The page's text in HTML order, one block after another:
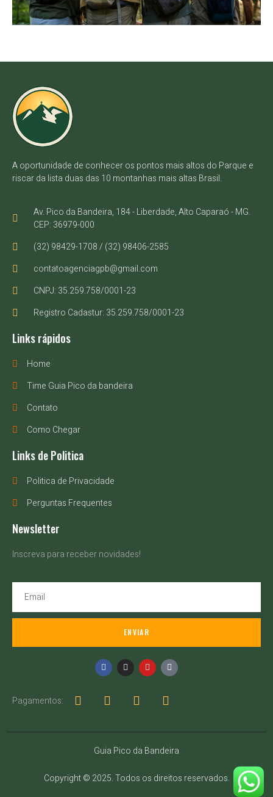
A oportunidade de conhecer os pontos mais altos do Parque e
riscar da lista duas das 10 montanhas mais altas Brasil.
Av. Pico da Bandeira, 184 - Liberdade, Alto Caparaó - MG.
CEP: 36979-000
(32) 98429-1708 / (32) 98406-2585
contatoagenciagpb@gmail.com
CNPJ: 35.259.758/0001-23
Registro Cadastur: 35.259.758/0001-23
Links rápidos
Home
Time Guia Pico da bandeira
Contato
Como Chegar
Links de Politica
Politica de Privacidade
Perguntas Frequentes
Newsletter
Inscreva para receber novidades!
ENVIAR
Pagamentos:
Guia Pico da Bandeira
Copyright © 2025. Todos os direitos reservados.